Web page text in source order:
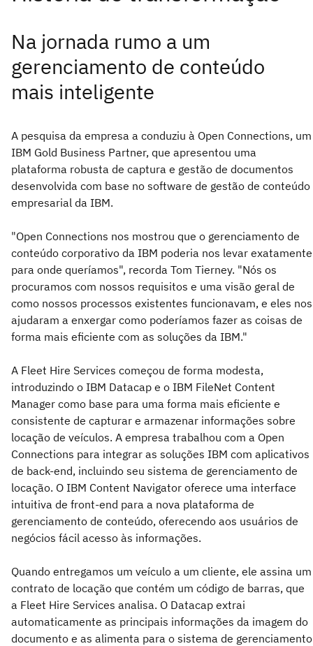
Na jornada rumo a um
gerenciamento de conteúdo
mais inteligente
A pesquisa da empresa a conduziu à Open Connections, um
IBM Gold Business Partner, que apresentou uma
plataforma robusta de captura e gestão de documentos
desenvolvida com base no software de gestão de conteúdo
empresarial da IBM.
"Open Connections nos mostrou que o gerenciamento de
conteúdo corporativo da IBM poderia nos levar exatamente
para onde queríamos", recorda Tom Tierney. "Nós os
procuramos com nossos requisitos e uma visão geral de
como nossos processos existentes funcionavam, e eles nos
ajudaram a enxergar como poderíamos fazer as coisas de
forma mais eficiente com as soluções da IBM."
A Fleet Hire Services começou de forma modesta,
introduzindo o IBM Datacap e o IBM FileNet Content
Manager como base para uma forma mais eficiente e
consistente de capturar e armazenar informações sobre
locação de veículos. A empresa trabalhou com a Open
Connections para integrar as soluções IBM com aplicativos
de back-end, incluindo seu sistema de gerenciamento de
locação. O IBM Content Navigator oferece uma interface
intuitiva de front-end para a nova plataforma de
gerenciamento de conteúdo, oferecendo aos usuários de
negócios fácil acesso às informações.
Quando entregamos um veículo a um cliente, ele assina um
contrato de locação que contém um código de barras, que
a Fleet Hire Services analisa. O Datacap extrai
automaticamente as principais informações da imagem do
documento e as alimenta para o sistema de gerenciamento